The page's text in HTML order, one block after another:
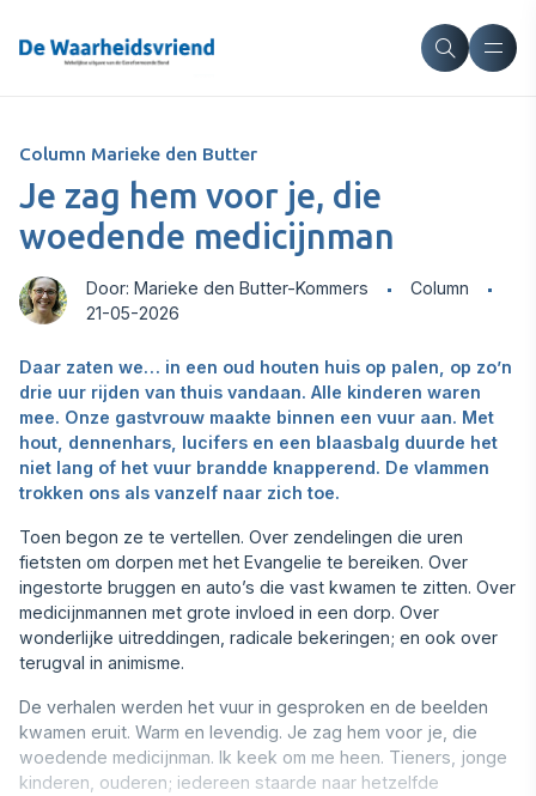
Column Marieke den Butter
Je zag hem voor je, die
woedende medicijnman
Door: Marieke den Butter-Kommers
Column
21-05-2026
Daar zaten we… in een oud houten huis op palen, op zo’n
drie uur rijden van thuis vandaan. Alle kinderen waren
mee. Onze gastvrouw maakte binnen een vuur aan. Met
hout, dennenhars, lucifers en een blaasbalg duurde het
niet lang of het vuur brandde knapperend. De vlammen
trok‍ken ons als vanzelf naar zich toe.
Toen begon ze te vertellen. Over zendelingen die uren
fietsten om dorpen met het Evangelie te bereiken. Over
ingestorte bruggen en auto’s die vast kwamen te zitten. Over
medicijn‍mannen met grote invloed in een dorp. Over
wonderlijke uitreddingen, radicale bekeringen; en ook over
terugval in animisme.
De verhalen werden het vuur in gesproken en de beelden
kwa‍men eruit. Warm en levendig. Je zag hem voor je, die
woeden‍de medicijnman. Ik keek om me heen. Tieners, jonge
kinderen, ouderen; iedereen staarde naar hetzelfde